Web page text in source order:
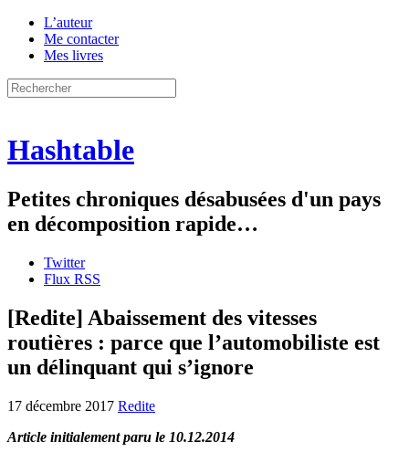
L’auteur
Me contacter
Mes livres
Hashtable
Petites chroniques désabusées d'un pays
en décomposition rapide…
Twitter
Flux RSS
[Redite] Abaissement des vitesses
routières : parce que l’automobiliste est
un délinquant qui s’ignore
17 décembre 2017 Redite
Article initialement paru le 10.12.2014